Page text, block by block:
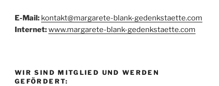
E-Mail: kontakt@margarete-blank-gedenkstaette.com
Internet:www.margarete-blank-gedenkstaette.com
WIR SIND MITGLIED UND WERDEN
GEFÖRDERT: